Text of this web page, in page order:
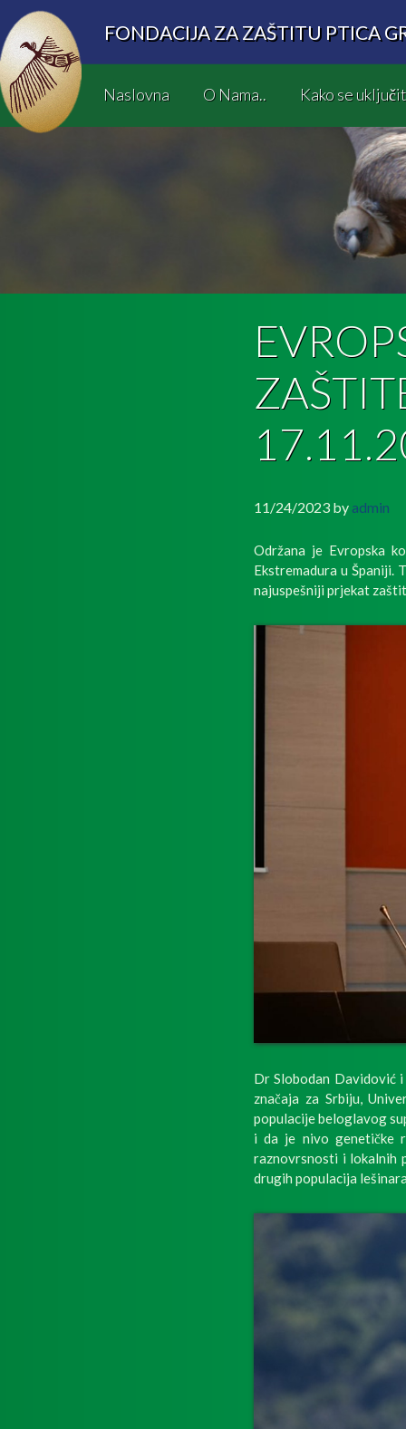
FONDACIJA ZA ZAŠTITU PTICA
Naslovna O Nama.. Kako se
11/24/2023 by admin
Održana je Evropska
Ekstremadura u Španiji.
najuspešniji prjekat
Dr Slobodan Davidović
značaja za Srbiju,
populacije beloglavog
i da je nivo genetičke
raznovrsnosti i lokalnih
drugih populacija